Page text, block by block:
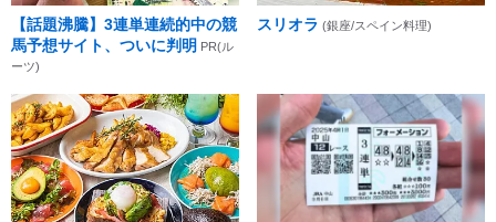
【話題沸騰】3連単連続的中の競
馬予想サイト、ついに判明 PR(ル
ーツ)
スリオラ (銀座/スペイン料理)